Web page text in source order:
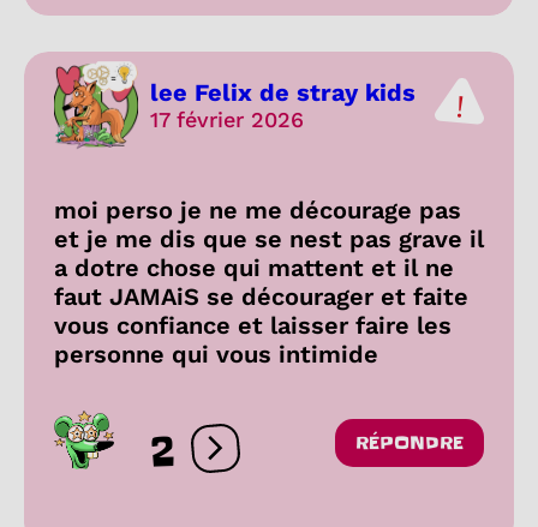
lee Felix de stray kids
17 février 2026
moi perso je ne me décourage pas
et je me dis que se nest pas grave il
a dotre chose qui mattent et il ne
faut JAMAiS se décourager et faite
vous confiance et laisser faire les
personne qui vous intimide
2 Ouvrir les réactions
RÉPONDRE